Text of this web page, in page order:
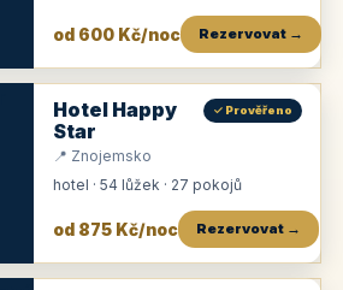
od 600 Kč/noc Rezervovat →
Hotel Happy
Star
✓ Prověřeno
📍 Znojemsko
hotel · 54 lůžek · 27 pokojů
od 875 Kč/noc Rezervovat →